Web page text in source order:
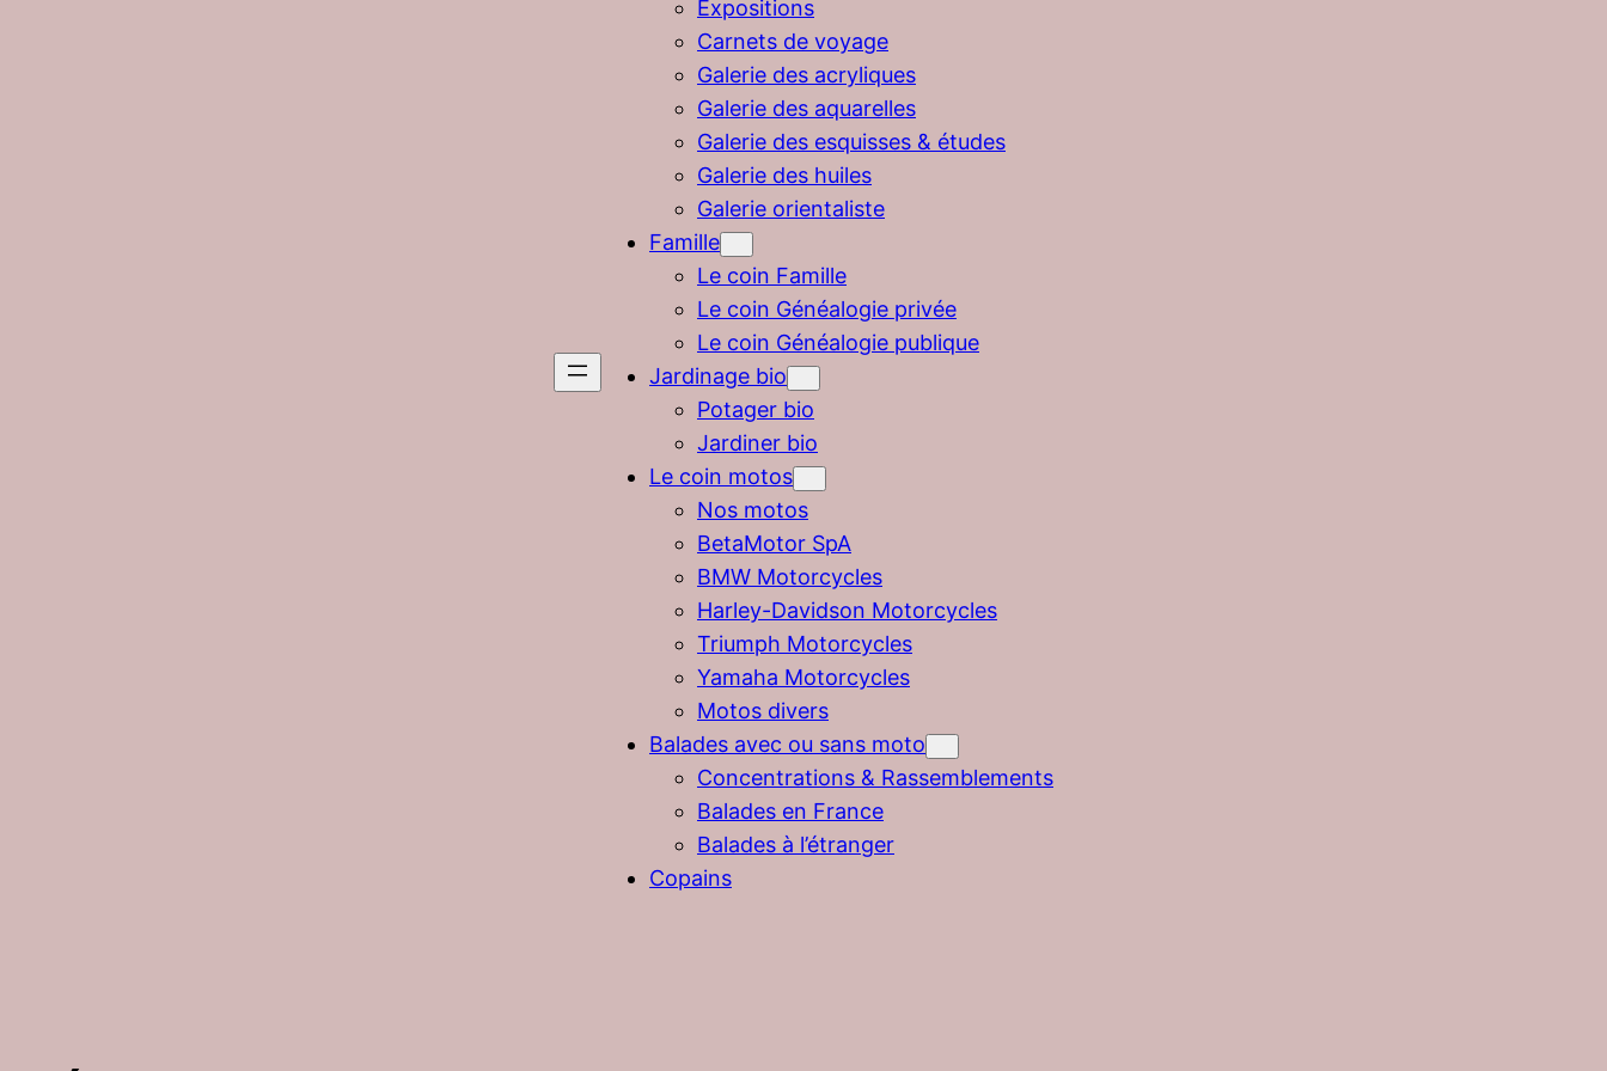
Expositions
Carnets de voyage
Galerie des acryliques
Galerie des aquarelles
Galerie des esquisses & études
Galerie des huiles
Galerie orientaliste
Famille
Le coin Famille
Le coin Généalogie privée
Le coin Généalogie publique
Jardinage bio
Potager bio
Jardiner bio
Le coin motos
Nos motos
BetaMotor SpA
BMW Motorcycles
Harley-Davidson Motorcycles
Triumph Motorcycles
Yamaha Motorcycles
Motos divers
Balades avec ou sans moto
Concentrations & Rassemblements
Balades en France
Balades à l’étranger
Copains